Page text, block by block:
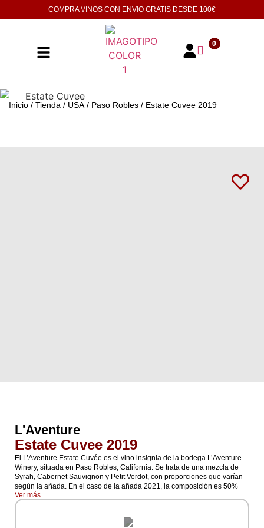
COMPRA VINOS CON ENVIO GRATIS DESDE 100€
0
Inicio / Tienda / USA / Paso Robles / Estate Cuvee 2019
L'Aventure
Estate Cuvee 2019
El L’Aventure Estate Cuvée es el vino insignia de la bodega L’Aventure
Winery, situada en Paso Robles, California. Se trata de una mezcla de
Syrah, Cabernet Sauvignon y Petit Verdot, con proporciones que varían
según la añada. En el caso de la añada 2021, la composición es 50%
Syrah, 35% Cabernet Sauvignon y 15% Petit Verdot.
toneladas por acre, lo que contribuye a la intensidad y concentración del
Ver más.